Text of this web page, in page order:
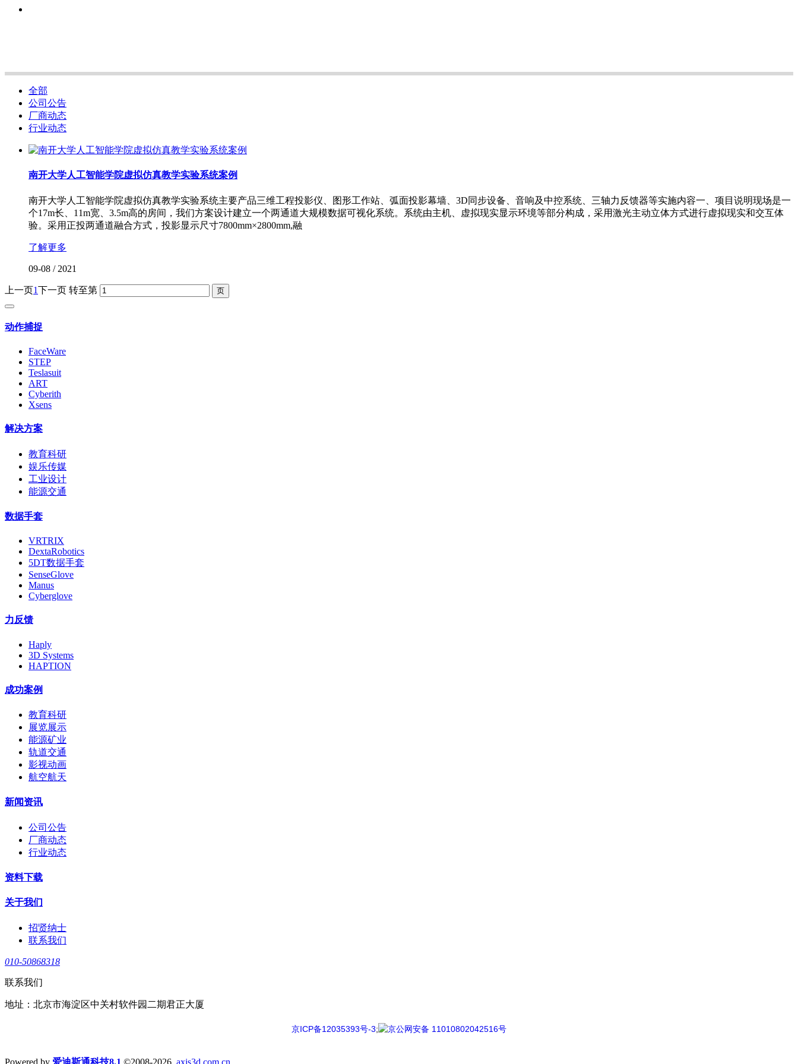
全部
公司公告
厂商动态
行业动态
南开大学人工智能学院虚拟仿真教学实验系统案例
南开大学人工智能学院虚拟仿真教学实验系统主要产品三维工程投影仪、图形工作站、弧面投影幕墙、3D同步设备、音响及中控系统、三轴力反馈器等实施内容一、项目说明现场是一
个17m长、11m宽、3.5m高的房间，我们方案设计建立一个两通道大规模数据可视化系统。系统由主机、虚拟现实显示环境等部分构成，采用激光主动立体方式进行虚拟现实和交互体
验。采用正投两通道融合方式，投影显示尺寸7800mm×2800mm,融
了解更多
09-08 / 2021
上一页1下一页 转至第
动作捕捉
FaceWare
STEP
Teslasuit
ART
Cyberith
Xsens
解决方案
教育科研
娱乐传媒
工业设计
能源交通
数据手套
VRTRIX
DextaRobotics
5DT数据手套
SenseGlove
Manus
Cyberglove
力反馈
Haply
3D Systems
HAPTION
成功案例
教育科研
展览展示
能源矿业
轨道交通
影视动画
航空航天
新闻资讯
公司公告
厂商动态
行业动态
资料下载
关于我们
招贤纳士
联系我们
010-50868318
联系我们
地址：北京市海淀区中关村软件园二期君正大厦
京ICP备12035393号-3; 京公网安备 11010802042516号
Powered by 爱迪斯通科技8.1 ©2008-2026 axis3d.com.cn